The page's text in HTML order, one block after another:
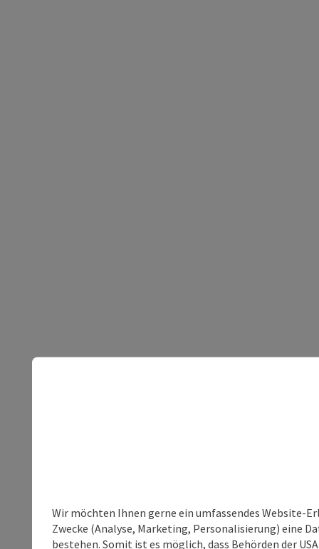
Wir möchten Ihnen gerne ein umfassendes Website-
Zwecke (Analyse, Marketing, Personalisierung) eine
bestehen. Somit ist es möglich, dass Behörden der